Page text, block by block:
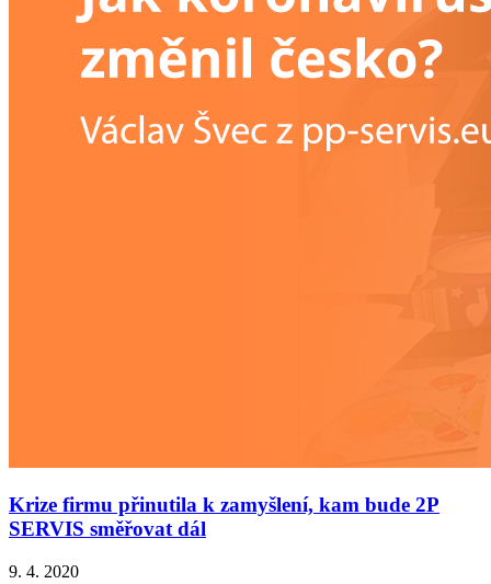
Krize firmu přinutila k zamyšlení, kam bude 2P
SERVIS směřovat dál
9. 4. 2020